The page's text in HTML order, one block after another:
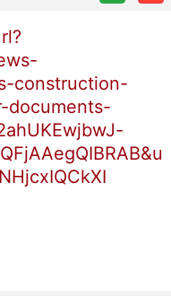
construction-
documents-